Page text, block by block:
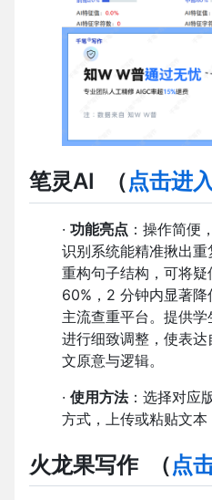
笔灵AI （点击进
· 功能亮点 ：操作简便
识别系统能精准揪出
重构句子结构，可将
60%，2 分钟内显著
主流查重平台。提供
进行细致调整，使表
文原意与逻辑。
· 使用方法：选择对应
方式，上传或粘贴文本
火龙果写作（点